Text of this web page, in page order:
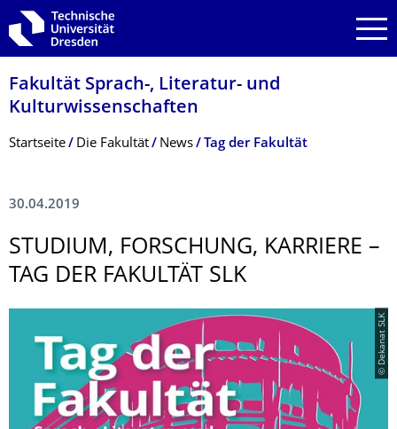
Zur Hauptnavigation springen
Zur Suche springen
Zum Inhalt springen
Fakultät Sprach-, Literatur- und
Kulturwissenschaf­ten
Breadcrumb-Menü
Startseite Die Fakultät News Tag der Fakultät
30.04.2019
STUDIUM, FORSCHUNG, KARRIERE –
TAG DER FAKULTÄT SLK
© Dekanat SLK